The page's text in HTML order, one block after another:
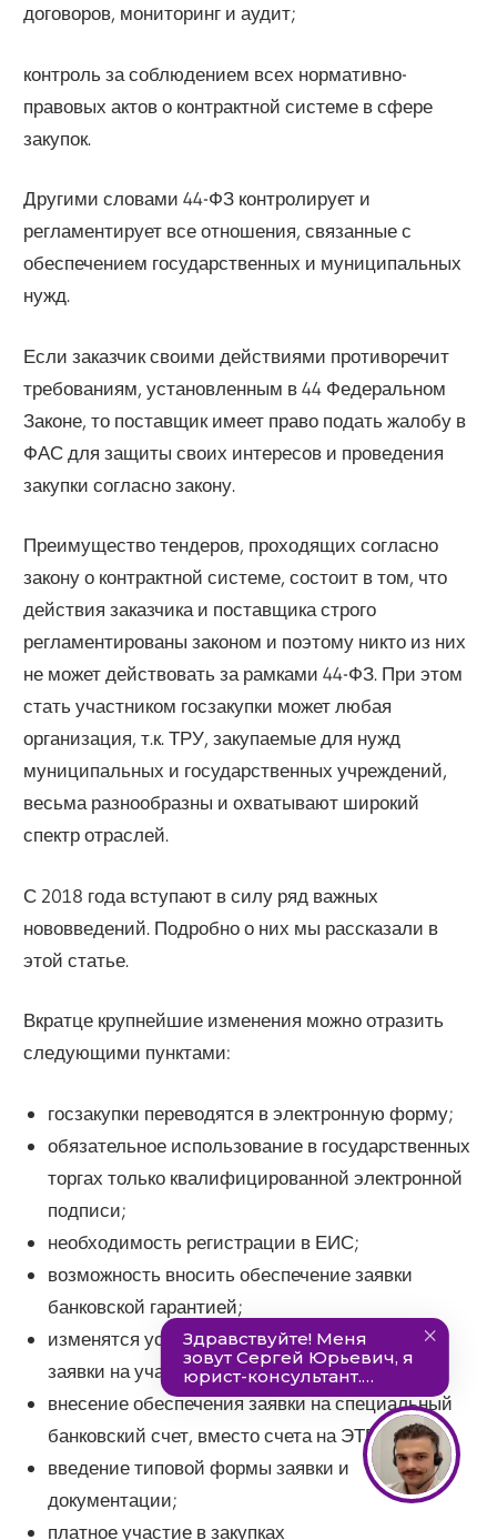
договоров, мониторинг и аудит;
контроль за соблюдением всех нормативно-
правовых актов о контрактной системе в сфере
закупок.
Другими словами 44-ФЗ контролирует и
регламентирует все отношения, связанные с
обеспечением государственных и муниципальных
нужд.
Если заказчик своими действиями противоречит
требованиям, установленным в 44 Федеральном
Законе, то поставщик имеет право подать жалобу в
ФАС для защиты своих интересов и проведения
закупки согласно закону.
Преимущество тендеров, проходящих согласно
закону о контрактной системе, состоит в том, что
действия заказчика и поставщика строго
регламентированы законом и поэтому никто из них
не может действовать за рамками 44-ФЗ. При этом
стать участником госзакупки может любая
организация, т.к. ТРУ, закупаемые для нужд
муниципальных и государственных учреждений,
весьма разнообразны и охватывают широкий
спектр отраслей.
С 2018 года вступают в силу ряд важных
нововведений. Подробно о них мы рассказали в
этой статье.
Вкратце крупнейшие изменения можно отразить
следующими пунктами:
госзакупки переводятся в электронную форму;
обязательное использование в государственных
торгах только квалифицированной электронной
подписи;
необходимость регистрации в ЕИС;
возможность вносить обеспечение заявки
банковской гарантией;
изменятся условия и размер обеспечения
заявки на участие;
внесение обеспечения заявки на специальный
банковский счет, вместо счета на ЭТП;
введение типовой формы заявки и
документации;
платное участие в закупках